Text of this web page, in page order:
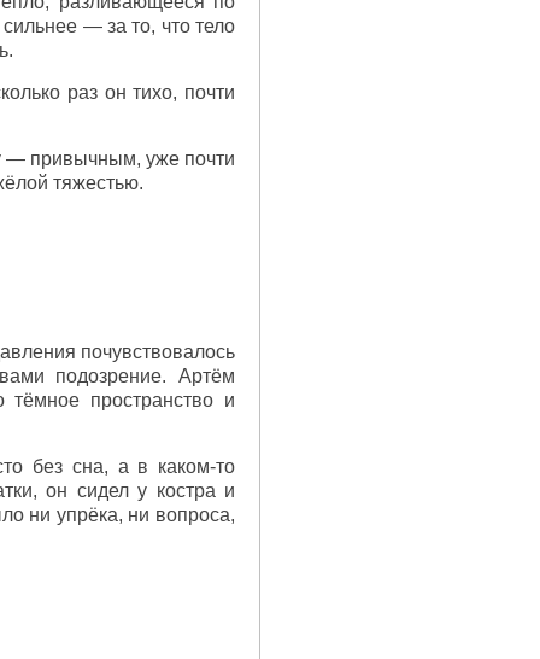
— за то, что тело
раз он тихо, почти
— привычным, уже почти
тяжестью.
почувствовалось
подозрение. Артём
пространство и
без сна, а в каком-то
он сидел у костра и
ни упрёка, ни вопроса,